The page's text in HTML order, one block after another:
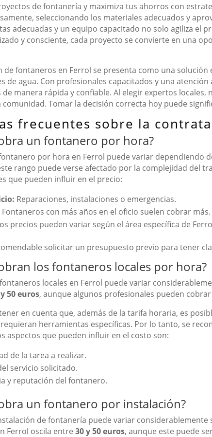
de fontanería y maximiza tus ahorros con
seleccionando los materiales adecuados y
adecuadas y un equipo capacitado no solo agiliza el
y consciente, cada proyecto se convierte en una
de fontaneros en Ferrol se presenta como una
de agua. Con profesionales capacitados y una
manera rápida y confiable. Al elegir expertos
comunidad. Tomar la decisión correcta hoy puede
frecuentes sobre la
un fontanero por hora?
por hora en Ferrol puede variar dependiendo
rango puede verse afectado por la complejidad del
que pueden influir en el precio:
Reparaciones, instalaciones o emergencias.
Fontaneros con más años en el oficio suelen cobrar más.
precios pueden variar según el área específica de
solicitar un presupuesto previo para tener
los fontaneros locales por hora?
locales en Ferrol puede variar
50 euros, aunque algunos profesionales pueden
en cuenta que, además de la tarifa horaria, es
herramientas específicas. Por lo tanto, se
aspectos que pueden influir en el costo son:
de la tarea a realizar.
servicio solicitado.
y reputación del fontanero.
un fontanero por instalación?
de fontanería puede variar
Ferrol oscila entre 30 y 50 euros, aunque este puede